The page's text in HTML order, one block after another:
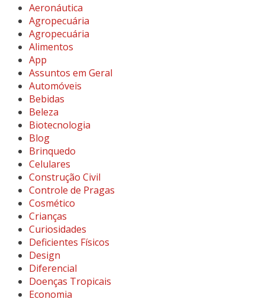
Aeronáutica
Agropecuária
Agropecuária
Alimentos
App
Assuntos em Geral
Automóveis
Bebidas
Beleza
Biotecnologia
Blog
Brinquedo
Celulares
Construção Civil
Controle de Pragas
Cosmético
Crianças
Curiosidades
Deficientes Físicos
Design
Diferencial
Doenças Tropicais
Economia